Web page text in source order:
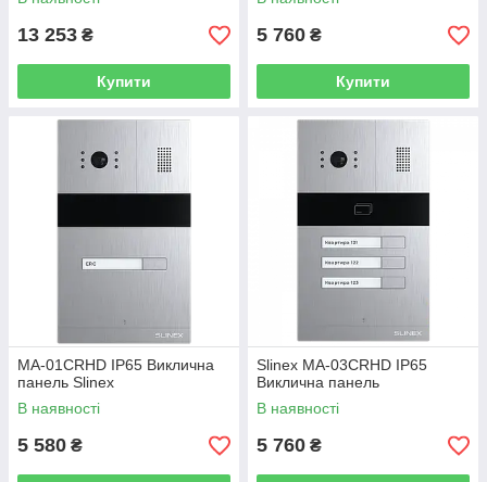
13 253 ₴
Купити
5 760 ₴
Купити
MA-01CRHD IP65 Виклична
панель Slinex
В наявності
5 580 ₴
Slinex MA-03CRHD IP65
Виклична панель
В наявності
5 760 ₴